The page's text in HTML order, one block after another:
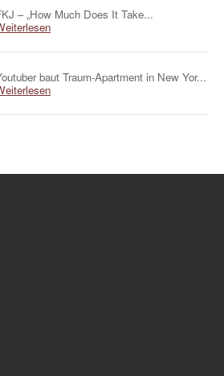
– „How Much Does It Take...
baut Traum-Apartment in New Yor...